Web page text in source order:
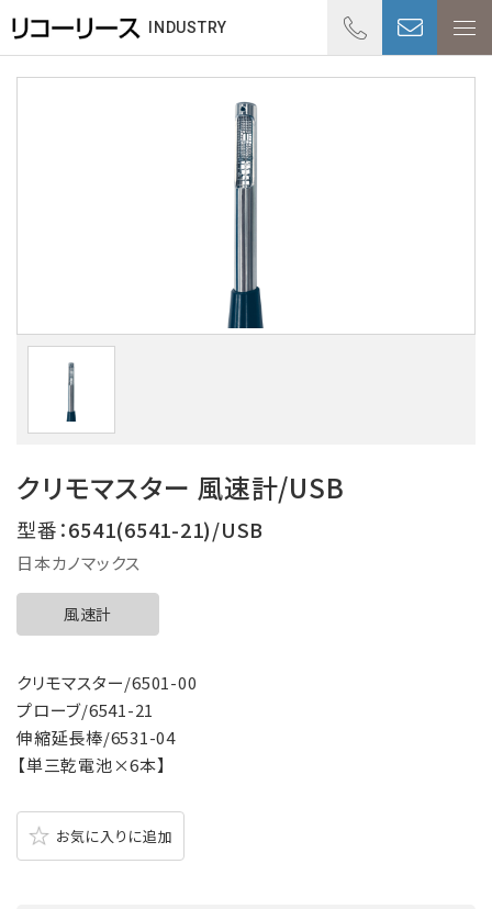
INDUSTRY
受付
クリモマスター 風速計/USB
型番：6541(6541-21)/USB
日本カノマックス
風速計
クリモマスター/6501-00
プローブ/6541-21
伸縮延長棒/6531-04
【単三乾電池×6本】
お気に入りに追加